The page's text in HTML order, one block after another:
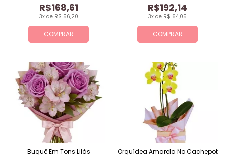
COMPRAR
3x de R$ 56,20
R$168,61
COMPRAR
3x de R$ 64,05
R$192,14
Buquê Em Tons Lilás Orquídea Amarela No Cachepot